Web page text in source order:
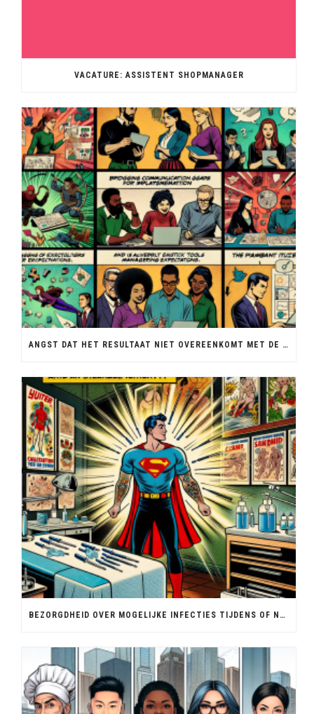
VACATURE: ASSISTENT SHOPMANAGER
ANGST DAT HET RESULTAAT NIET OVEREENKOMT MET DE VERWACHTINGEN OF HET ORIGINELE ONTWERP.
BEZORGDHEID OVER MOGELIJKE INFECTIES TIJDENS OF NA HET ZETTEN VAN DE TATOEAGE.